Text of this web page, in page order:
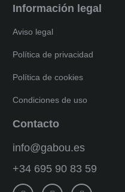
Información legal
Aviso legal
Política de privacidad
Política de cookies
Condiciones de uso
Contacto
info@gabou.es
+34 695 90 83 59